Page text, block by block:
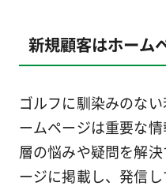
新規顧客はホーム
ゴルフに馴染みのな
ームページは重要な
層の悩みや疑問を解
ージに掲載し、発信